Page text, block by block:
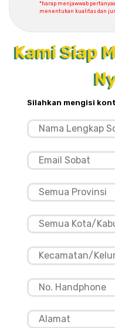
*harap menjawwab
menentukan kualitas dan
Kami Siap
Silahkan mengisi